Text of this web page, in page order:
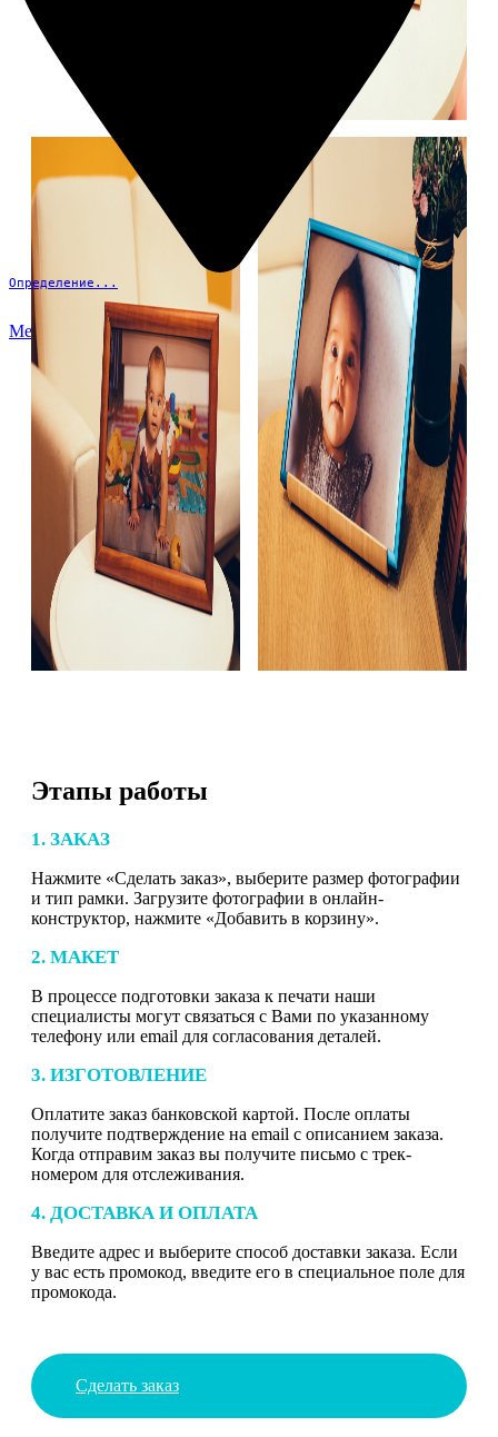
Определение...
Меню
Этапы работы
1. ЗАКАЗ
Нажмите «Сделать заказ», выберите размер фотографии
и тип рамки. Загрузите фотографии в онлайн-
конструктор, нажмите «Добавить в корзину».
2. МАКЕТ
В процессе подготовки заказа к печати наши
специалисты могут связаться с Вами по указанному
телефону или email для согласования деталей.
3. ИЗГОТОВЛЕНИЕ
Оплатите заказ банковской картой. После оплаты
получите подтверждение на email с описанием заказа.
Когда отправим заказ вы получите письмо с трек-
номером для отслеживания.
4. ДОСТАВКА И ОПЛАТА
Введите адрес и выберите способ доставки заказа. Если
у вас есть промокод, введите его в специальное поле для
промокода.
Сделать заказ